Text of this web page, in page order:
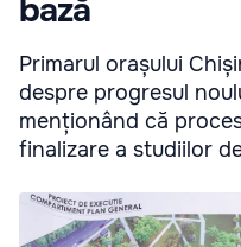
bază
Primarul orașului
despre progresul
menționând că
finalizare a studiilor